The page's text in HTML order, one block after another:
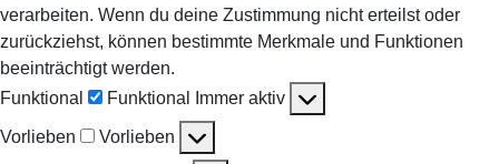
verarbeiten. Wenn du deine Zustimmung nicht erteilst oder
zurückziehst, können bestimmte Merkmale und Funktionen
beeinträchtigt werden.
Funktional
Funktional Immer aktiv
Vorlieben Vorlieben